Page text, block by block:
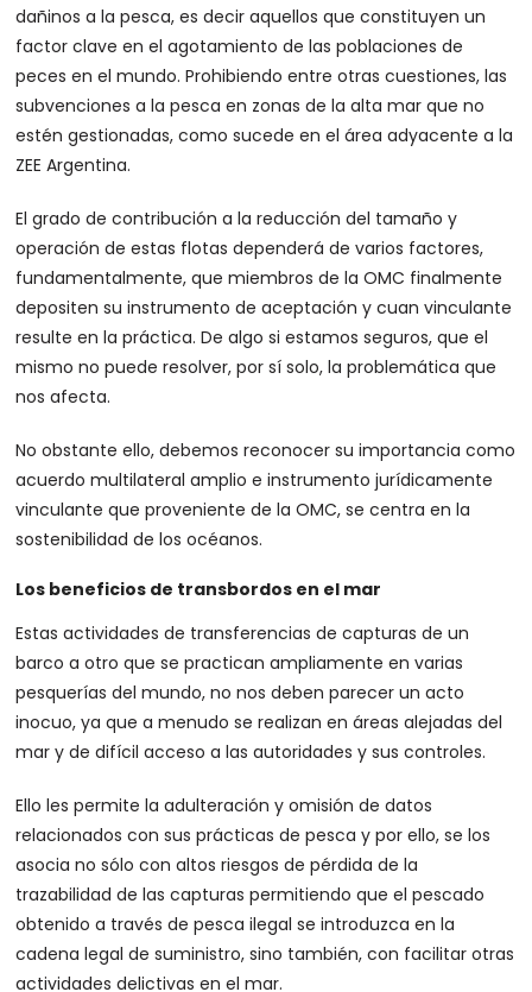
dañinos a la pesca, es decir aquellos que constituyen un
factor clave en el agotamiento de las poblaciones de
peces en el mundo. Prohibiendo entre otras cuestiones, las
subvenciones a la pesca en zonas de la alta mar que no
estén gestionadas, como sucede en el área adyacente a la
ZEE Argentina.
El grado de contribución a la reducción del tamaño y
operación de estas flotas dependerá de varios factores,
fundamentalmente, que miembros de la OMC finalmente
depositen su instrumento de aceptación y cuan vinculante
resulte en la práctica. De algo si estamos seguros, que el
mismo no puede resolver, por sí solo, la problemática que
nos afecta.
No obstante ello, debemos reconocer su importancia como
acuerdo multilateral amplio e instrumento jurídicamente
vinculante que proveniente de la OMC, se centra en la
sostenibilidad de los océanos.
Los beneficios de transbordos en el mar
Estas actividades de transferencias de capturas de un
barco a otro que se practican ampliamente en varias
pesquerías del mundo, no nos deben parecer un acto
inocuo, ya que a menudo se realizan en áreas alejadas del
mar y de difícil acceso a las autoridades y sus controles.
Ello les permite la adulteración y omisión de datos
relacionados con sus prácticas de pesca y por ello, se los
asocia no sólo con altos riesgos de pérdida de la
trazabilidad de las capturas permitiendo que el pescado
obtenido a través de pesca ilegal se introduzca en la
cadena legal de suministro, sino también, con facilitar otras
actividades delictivas en el mar.